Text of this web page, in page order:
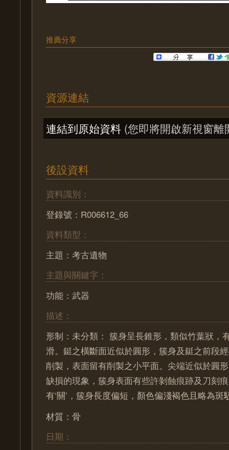
推薦分享
資源連結
連結到原始資料 (您即將開啟新視窗離
後設資料
資料識別：
登錄號：R006612_66
資料類型：
主題：考古遺物
主題與關鍵字：
功能：武器
描述：
形制：未分類： 簇身呈長錐形，類似竹葉狀，
滑。鋌之橫斷面近似於圓形，簇身及鋌之前段
削製，表面留有削製之小平面。尖端近似於圓
缺損的現象，簇身表面有些許剝蝕痕跡及刀刻
有‘關’，簇身長度偏短，顏色偏淺褐色且略為斑
材質：骨
日期：